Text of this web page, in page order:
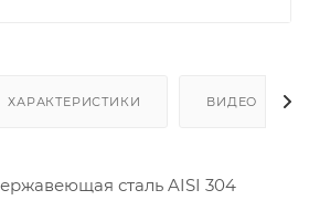
ХАРАКТЕРИСТИКИ ВИДЕО
сталь AISI 304